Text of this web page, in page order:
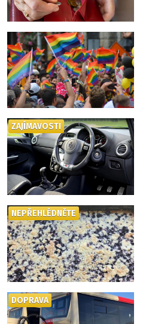
ZAJÍMAVOSTI
NEPŘEHLÉDNĚTE
DOPRAVA